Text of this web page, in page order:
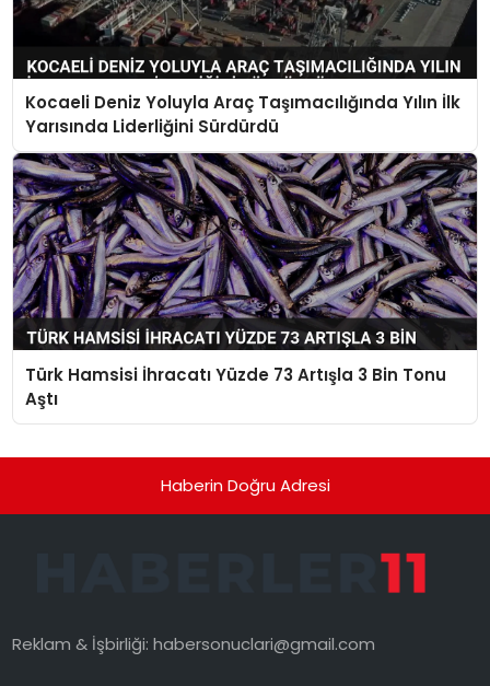
Kocaeli Deniz Yoluyla Araç Taşımacılığında Yılın İlk
Yarısında Liderliğini Sürdürdü
Türk Hamsisi İhracatı Yüzde 73 Artışla 3 Bin Tonu
Aştı
Haberin Doğru Adresi
Reklam & İşbirliği:habersonuclari@gmail.com